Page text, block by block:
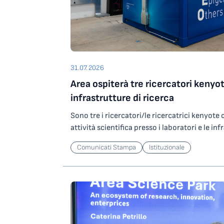
31.07.2026
Area ospiterà tre ricercatori
infrastrutture di ricerca
Sono tre i ricercatori/le ricercatrici kenyote
attività scientifica presso i laboratori e le
Science Park grazie a un contributo del
Ricerca che l’Ente ha ottenuto partecipando
nell’ambito degli investimenti del PNRR. In
potranno svolgere attività di ricerca presso
altamente specializzata per lo studio di
operando su ORFEO, centro per il calcolo
Comunicati Stampa Istituzionale